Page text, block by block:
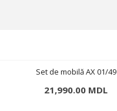
Set de mobilă AX 01/49
21,990.00 MDL